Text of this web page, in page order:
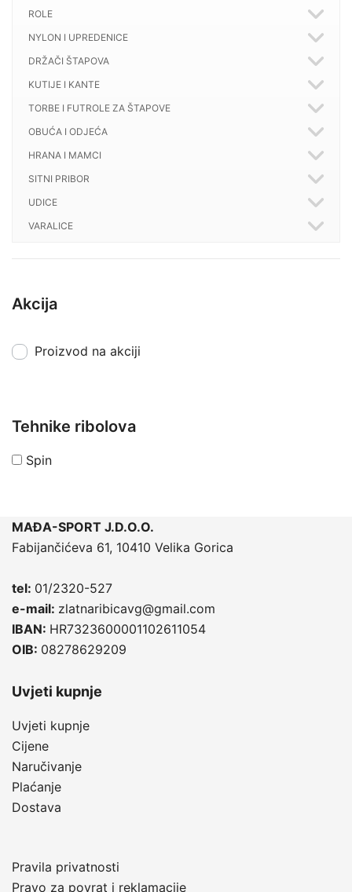
ROLE
NYLON I UPREDENICE
DRŽAČI ŠTAPOVA
KUTIJE I KANTE
TORBE I FUTROLE ZA ŠTAPOVE
OBUĆA I ODJEĆA
HRANA I MAMCI
SITNI PRIBOR
UDICE
VARALICE
Akcija
Proizvod na akciji
Tehnike ribolova
Spin
MAĐA-SPORT J.D.O.O.
Fabijančićeva 61, 10410 Velika Gorica
tel: 01/2320-527
e-mail: zlatnaribicavg@gmail.com
IBAN: HR7323600001102611054
OIB: 08278629209
Uvjeti kupnje
Uvjeti kupnje
Cijene
Naručivanje
Plaćanje
Dostava
Pravila privatnosti
Pravo za povrat i reklamacije